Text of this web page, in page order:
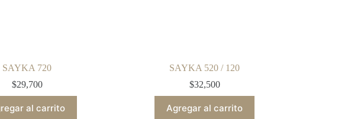
SAYKA 720
$29,700
al carrito
SAYKA 520 / 120
$32,500
Agregar al carrito